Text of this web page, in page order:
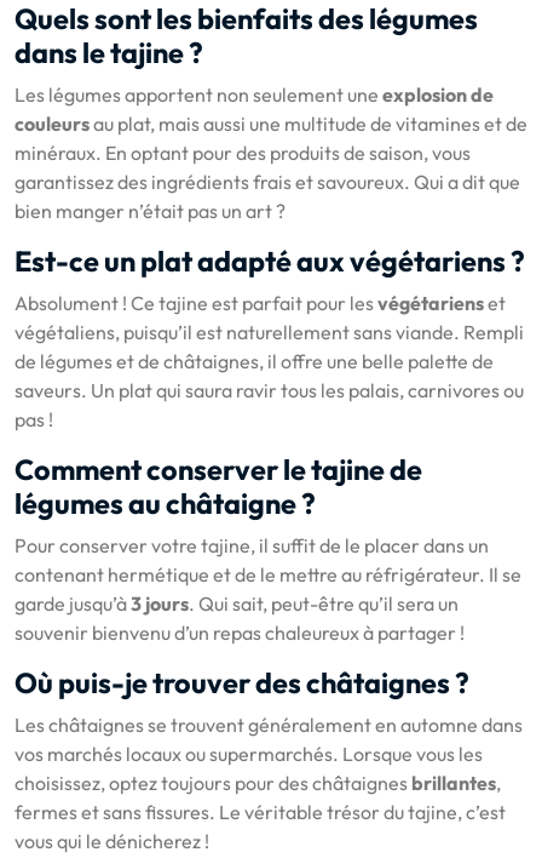
Quels sont les bienfaits des légumes
dans le tajine ?
Les légumes apportent non seulement une explosion de
couleursau plat, mais aussi une multitude de vitamines et de
minéraux. En optant pour des produits de saison, vous
garantissez des ingrédients frais et savoureux. Qui a dit que
bien manger n’était pas un art ?
Est-ce un plat adapté aux végétariens ?
Absolument ! Ce tajine est parfait pour lesvégétarienset
végétaliens, puisqu’il est naturellement sans viande. Rempli
de légumes et de châtaignes, il offre une belle palette de
saveurs. Un plat qui saura ravir tous les palais, carnivores ou
pas !
Comment conserver le tajine de
légumes au châtaigne ?
Pour conserver votre tajine, il suffit de le placer dans un
contenant hermétique et de le mettre au réfrigérateur. Il se
garde jusqu’à3 jours. Qui sait, peut-être qu’il sera un
souvenir bienvenu d’un repas chaleureux à partager !
Où puis-je trouver des châtaignes ?
Les châtaignes se trouvent généralement en automne dans
vos marchés locaux ou supermarchés. Lorsque vous les
choisissez, optez toujours pour des châtaignes brillantes,
fermes et sans fissures. Le véritable trésor du tajine, c’est
vous qui le dénicherez !